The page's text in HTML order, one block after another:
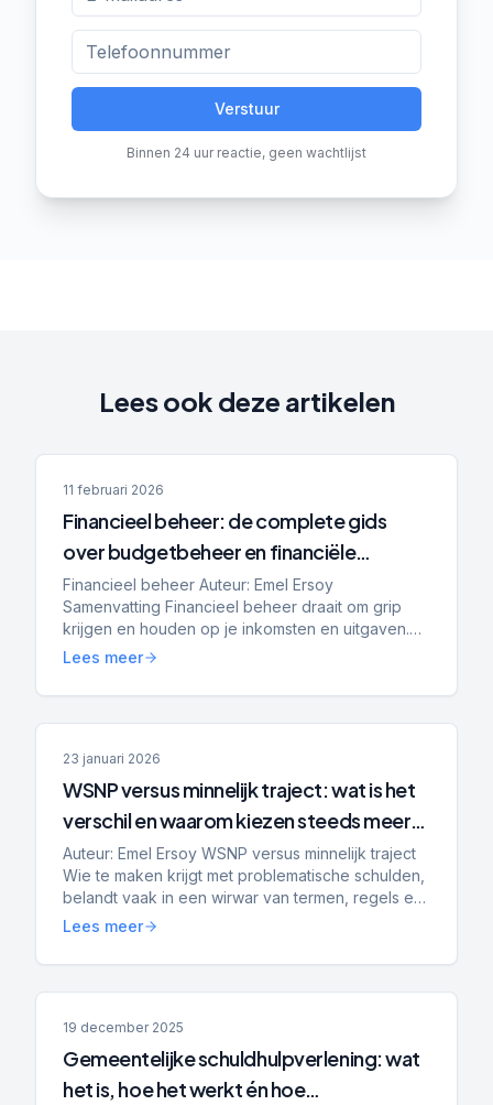
Verstuur
Binnen 24 uur reactie, geen wachtlijst
Lees ook deze artikelen
11 februari 2026
Financieel beheer: de complete gids
over budgetbeheer en financiële
planning
Financieel beheer Auteur: Emel Ersoy
Samenvatting Financieel beheer draait om grip
krijgen en houden op je inkomsten en uitgaven.
Budgetbeheer helpt bij stabilisatie, het voorkomen
Lees meer
23 januari 2026
WSNP versus minnelijk traject: wat is het
verschil en waarom kiezen steeds meer
mensen voor Schuldenplatform?
Auteur: Emel Ersoy WSNP versus minnelijk traject
Wie te maken krijgt met problematische schulden,
belandt vaak in een wirwar van termen, regels en
trajecten. Twee begrippen die vrijwel altijd voorbij
Lees meer
19 december 2025
Gemeentelijke schuldhulpverlening: wat
het is, hoe het werkt én hoe